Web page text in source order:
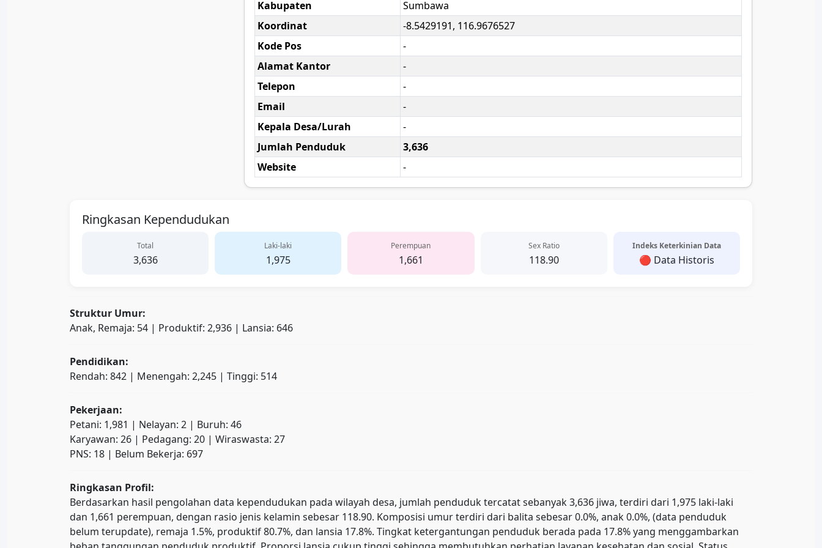
Kabupaten
Sumbawa
Koordinat
-8.5429191, 116.9676527
Kode Pos
-
Alamat Kantor
-
Telepon
-
Email
-
Kepala Desa/Lurah
-
Jumlah Penduduk
3,636
Website
-
Ringkasan Kependudukan
Total
3,636
Laki-laki
1,975
Perempuan
1,661
Sex Ratio
118.90
Indeks Keterkinian Data
🔴 Data Historis
Struktur Umur:
Anak, Remaja: 54 | Produktif: 2,936 | Lansia: 646
Pendidikan:
Rendah: 842 | Menengah: 2,245 | Tinggi: 514
Pekerjaan:
Petani: 1,981 | Nelayan: 2 | Buruh: 46
Karyawan: 26 | Pedagang: 20 | Wiraswasta: 27
PNS: 18 | Belum Bekerja: 697
Ringkasan Profil:
Berdasarkan hasil pengolahan data kependudukan pada wilayah desa, jumlah penduduk tercatat sebanyak 3,636 jiwa, terdiri dari 1,975 laki-laki
dan 1,661 perempuan, dengan rasio jenis kelamin sebesar 118.90. Komposisi umur terdiri dari balita sebesar 0.0%, anak 0.0%, (data penduduk
belum terupdate), remaja 1.5%, produktif 80.7%, dan lansia 17.8%. Tingkat ketergantungan penduduk berada pada 17.8% yang menggambarkan